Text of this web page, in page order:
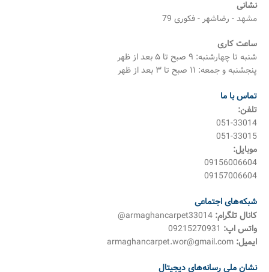
نشانی
مشهد - رضاشهر - فکوری 79
ساعت کاری
شنبه تا چهارشنبه: ۹ صبح تا ۵ بعد از ظهر
پنجشنبه و جمعه: ۱۱ صبح تا ۳ بعد از ظهر
تماس با ما
تلفن:
051-33014
051-33015
موبایل:
09156006604
09157006604
شبکه‌های اجتماعی
کانال تلگرام:
واتس اپ: 09215270931
ایمیل:
نشان ملی رسانه‌های دیجیتال